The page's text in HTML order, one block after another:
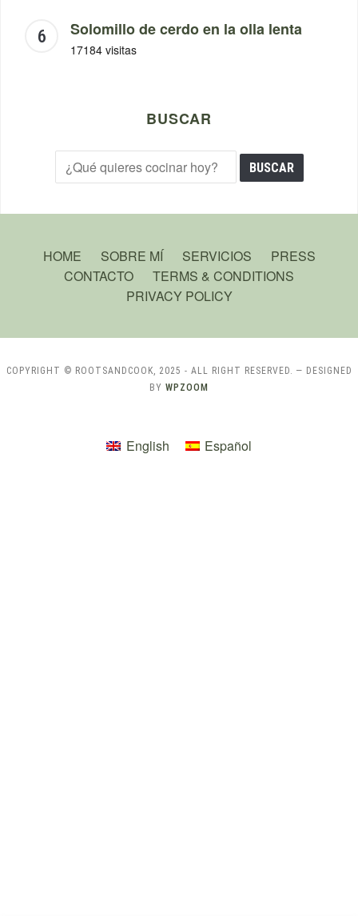
Solomillo de cerdo en la olla lenta
17184 visitas
BUSCAR
HOME SOBRE MÍ SERVICIOS
PRESS
CONTACTO
TERMS & CONDITIONS
PRIVACY POLICY
COPYRIGHT © ROOTSANDCOOK, 2025 - ALL RIGHT RESERVED. — DESIGNED
BY WPZOOM
English Español